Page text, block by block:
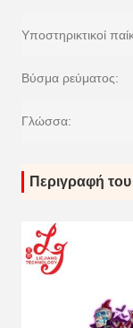
Υποστηρικτικοί
Βύσμα ρεύματος:
Γλώσσα:
Περιγραφή